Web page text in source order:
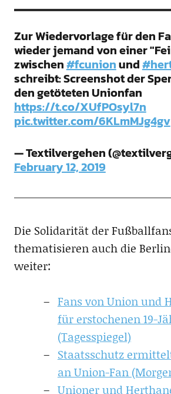
Zur Wiedervorlage für den
wieder jemand von einer
zwischen#fcunionund
schreibt: Screenshot der
den getöteten Unionfan
https://t.co/XUfPOsyl7n
pic.twitter.com/6KLmMJg4gv
— Textilvergehen
February 12, 2019
Die Solidarität der
thematisieren auch die
weiter:
Fans von Union und
für erstochenen 19-
(Tagesspiegel)
Staatsschutz
an Union-Fan
Unioner und